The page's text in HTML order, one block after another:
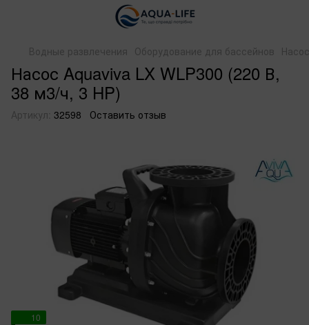
Водные развлечения Оборудование для бассейнов
Насос Aquaviva LX WLP300 (220 В,
38 м3/ч, 3 HP)
Артикул: 32598 Оставить отзыв
10